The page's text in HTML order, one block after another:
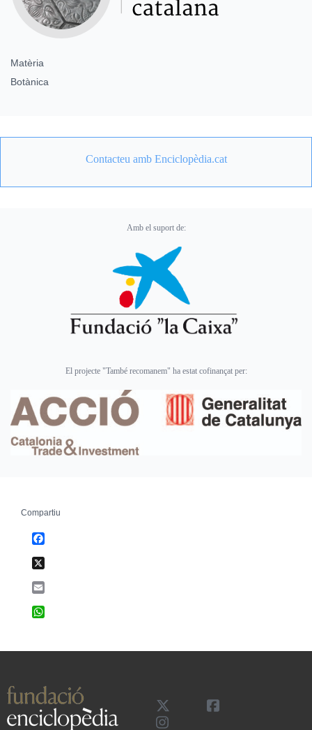
Matèria
Botànica
Contacteu amb Enciclopèdia.cat
Amb el suport de:
El projecte "També recomanem" ha estat cofinançat per:
Compartiu